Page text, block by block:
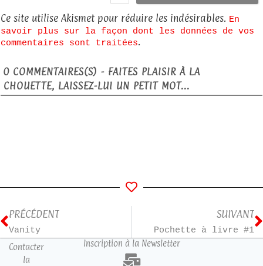
Ce site utilise Akismet pour réduire les indésirables. En
savoir plus sur la façon dont les données de vos
commentaires sont traitées.
0 COMMENTAIRES(S) - FAITES PLAISIR À LA
CHOUETTE, LAISSEZ-LUI UN PETIT MOT...
PRÉCÉDENT
Vanity
SUIVANT
Pochette à livre #1
Contacter
la
Inscription à la Newsletter